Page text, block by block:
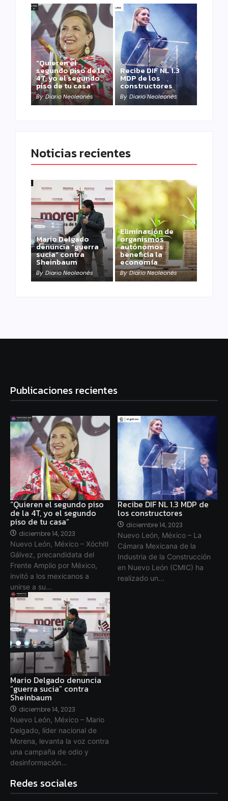
“Quieren el
segundo piso de la
4T, yo el segundo
piso de tu casa”
By Diario Neoleonés
Recibe DIF NL 1.3
MDP de los
constructores
By Diario Neoleonés
Noticias recientes
Mario Delgado
denuncia “guerra
sucia” contra
Sheinbaum
By Diario Neoleonés
Eliminación de
organismos
autónomos
beneficia la
economía
By Diario Neoleonés
Publicaciones recientes
“Quieren el segundo piso
de la 4T, yo el segundo
piso de tu casa”
diciembre 14, 2023
Nuevo León, México – Xóchitl
Gálvez, precandidata del
Frente Amplio por México,
invitó a los mexicanos a
unirse a su...
Recibe DIF NL 1.3 MDP de
los constructores
diciembre 14, 2023
Nuevo León, México – La
Cámara Mexicana de la
Industria de la Construcción
en Nuevo León (CMIC) ha
realizado un...
Mario Delgado denuncia
“guerra sucia” contra
Sheinbaum
diciembre 14, 2023
Nuevo León, México – Mario
Delgado, líder nacional de
Morena, levanta la voz contra
una campaña de odio y
desinformación...
Redes sociales